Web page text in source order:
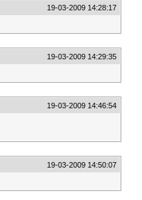
19-03-2009 14:28:17
19-03-2009 14:29:35
19-03-2009 14:46:54
19-03-2009 14:50:07